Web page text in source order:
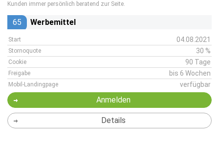
Kunden immer persönlich beratend zur Seite.
65 Werbemittel
Start 04.08.2021
Stornoquote 30 %
Cookie 90 Tage
Freigabe bis 6 Wochen
Mobil-Landingpage verfügbar
Anmelden
Details